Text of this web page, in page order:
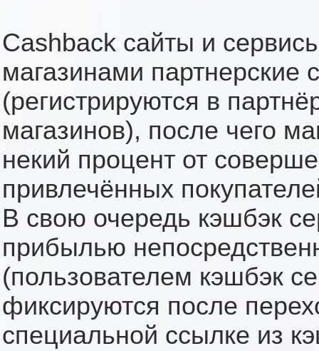
Cashback сайты и
магазинами партнерские
(регистрируются в
магазинов), после чего
некий процент от
привлечённых
В свою очередь кэшбэк
прибылью
(пользователем кэшбэк
фиксируются после
специальной ссылке из